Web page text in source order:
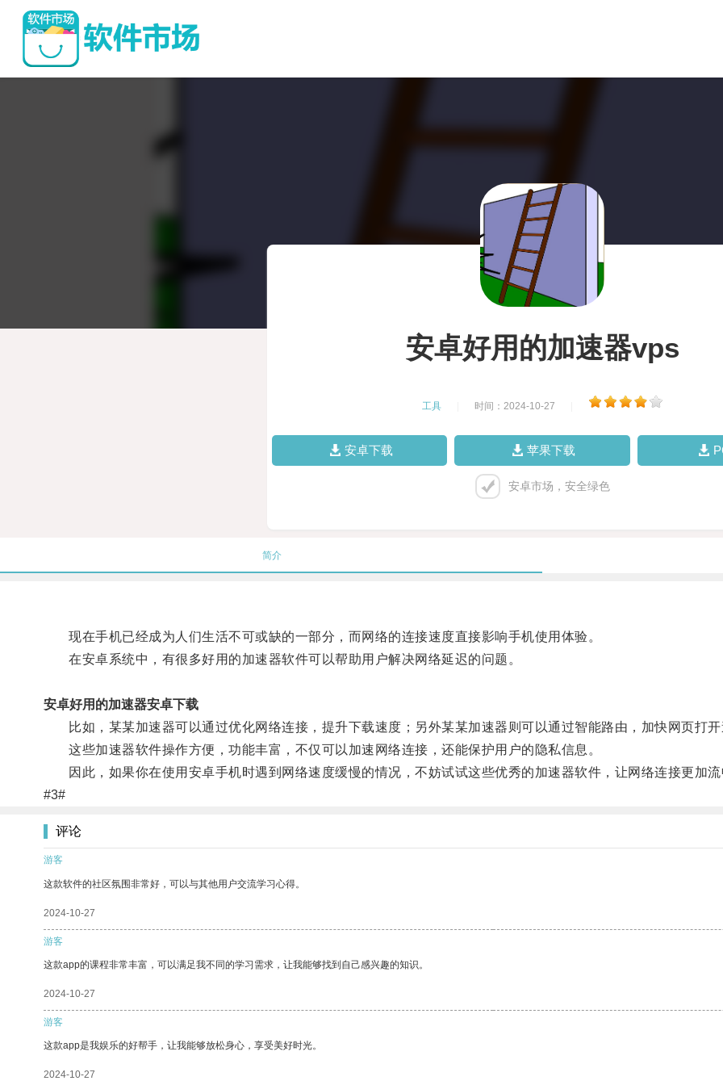
安卓好用的加速器vps
工具 时间：2024-10-27
安卓下载 苹果下载
安卓市场，安全绿色
简介
现在手机已经成为人们生活不可或缺的一部分，而网络的连接速度直接影响手机使用体验。
在安卓系统中，有很多好用的加速器软件可以帮助用户解决网络延迟的问题。
安卓好用的加速器安卓下载
比如，某某加速器可以通过优化网络连接，提升下载速度；另外某某加速器则可以通过智能路由，加快网页打开
这些加速器软件操作方便，功能丰富，不仅可以加速网络连接，还能保护用户的隐私信息。
因此，如果你在使用安卓手机时遇到网络速度缓慢的情况，不妨试试这些优秀的加速器软件，让网络连接更加流
#3#
评论
游客
这款软件的社区氛围非常好，可以与其他用户交流学习心得。
2024-10-27
游客
这款app的课程非常丰富，可以满足我不同的学习需求，让我能够找到自己感兴趣的知识。
2024-10-27
游客
这款app是我娱乐的好帮手，让我能够放松身心，享受美好时光。
2024-10-27